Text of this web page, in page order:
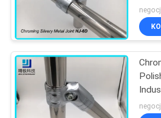
POPROŚ
O
WYCENĘ
SITEMAP
Rura ze
aluminium
HJ-
Eco